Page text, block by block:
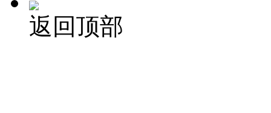
返回顶部